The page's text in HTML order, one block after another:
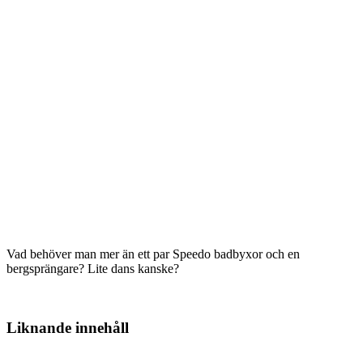
Vad behöver man mer än ett par Speedo badbyxor och en
bergsprängare? Lite dans kanske?
Liknande innehåll